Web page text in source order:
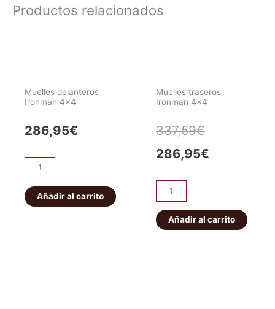
Productos relacionados
Muelles delanteros
Ironman 4×4
286,95€
Muelles
delanteros
Ironman
4x4
Añadir al carrito
Muelles traseros
Ironman 4×4
337,59€El
precio
337,59€.
286,95€
286,95€.
Muelles
traseros
Ironman
4x4
Añadir al carrito